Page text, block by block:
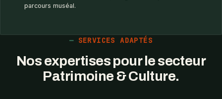
parcours muséal.
SERVICES ADAPTÉS
Nos expertises pour le secteur
Patrimoine & Culture.